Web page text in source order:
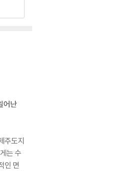
어난
주도지
는 수
인 면